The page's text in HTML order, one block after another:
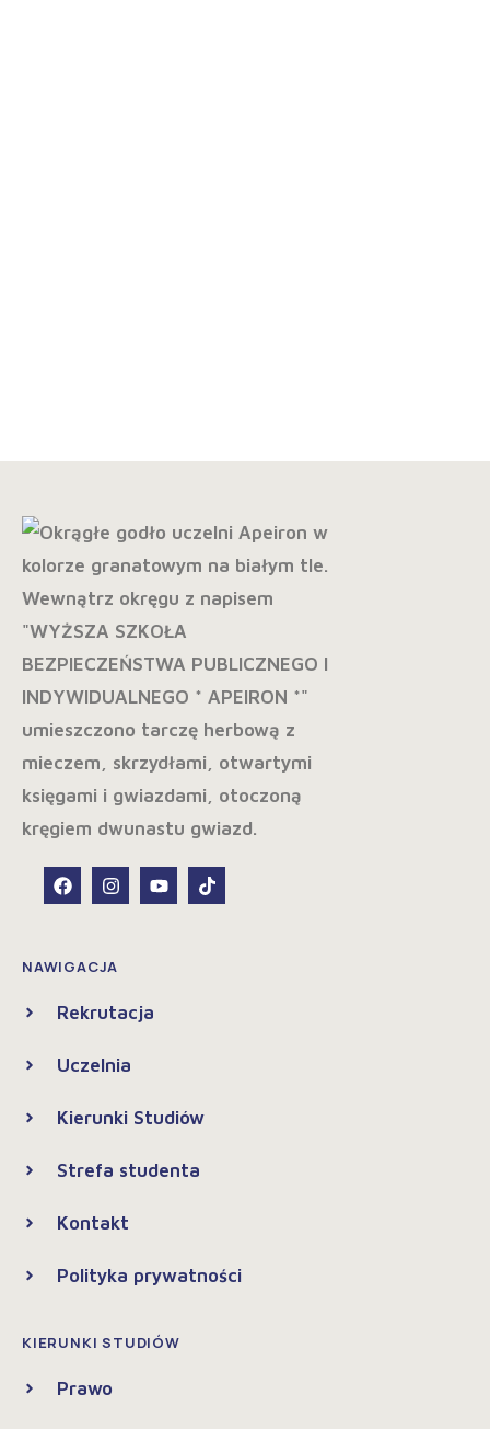
NAWIGACJA
Rekrutacja
Uczelnia
Kierunki Studiów
Strefa studenta
Kontakt
Polityka prywatności
KIERUNKI STUDIÓW
Prawo